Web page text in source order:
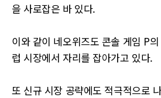
을 사로잡은 바 있다.
이와 같이 네오위즈도 콘솔 게임 P
럽 시장에서 자리를 잡아가고 있다.
또 신규 시장 공략에도 적극적으로